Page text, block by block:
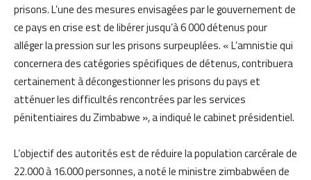
prisons. L’une des mesures envisagées par le gouvernement de
ce pays en crise est de libérer jusqu’à 6 000 détenus pour
alléger la pression sur les prisons surpeuplées. « L’amnistie qui
concernera des catégories spécifiques de détenus, contribuera
certainement à décongestionner les prisons du pays et
atténuer les difficultés rencontrées par les services
pénitentiaires du Zimbabwe », a indiqué le cabinet présidentiel.
L’objectif des autorités est de réduire la population carcérale de
22.000 à 16.000 personnes, a noté le ministre zimbabwéen de